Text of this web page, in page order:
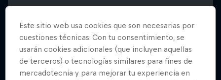
Este sitio web usa cookies que son necesarias por
cuestiones técnicas. Con tu consentimiento, se
usarán cookies adicionales (que incluyen aquellas
de terceros) o tecnologías similares para fines de
mercadotecnia y para mejorar tu experiencia en